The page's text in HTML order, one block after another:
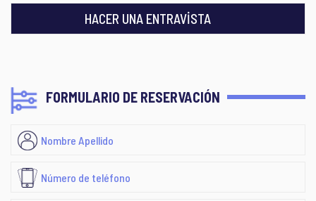
HACER UNA ENTRAVİSTA
FORMULARIO DE RESERVACIÓN